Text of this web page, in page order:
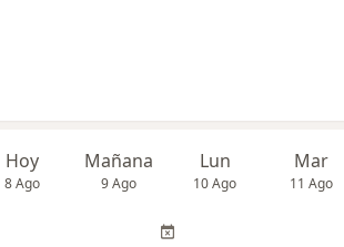
Hoy
8 Ago
Mañana
9 Ago
Lun
10 Ago
Mar
11 Ago